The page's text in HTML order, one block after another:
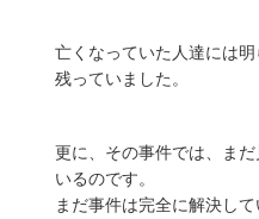
亡くなっていた人達には
残っていました。
更に、その事件では、ま
いるのです。
まだ事件は完全に解決し